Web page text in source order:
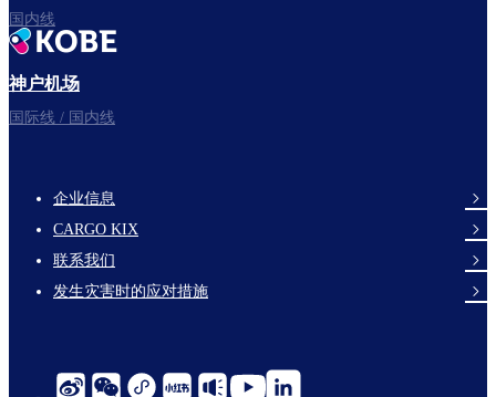
国内线
神户机场
国际线 / 国内线
footer-
links-
en-
企业信息
CARGO KIX
联系我们
发生灾害时的应对措施
social-